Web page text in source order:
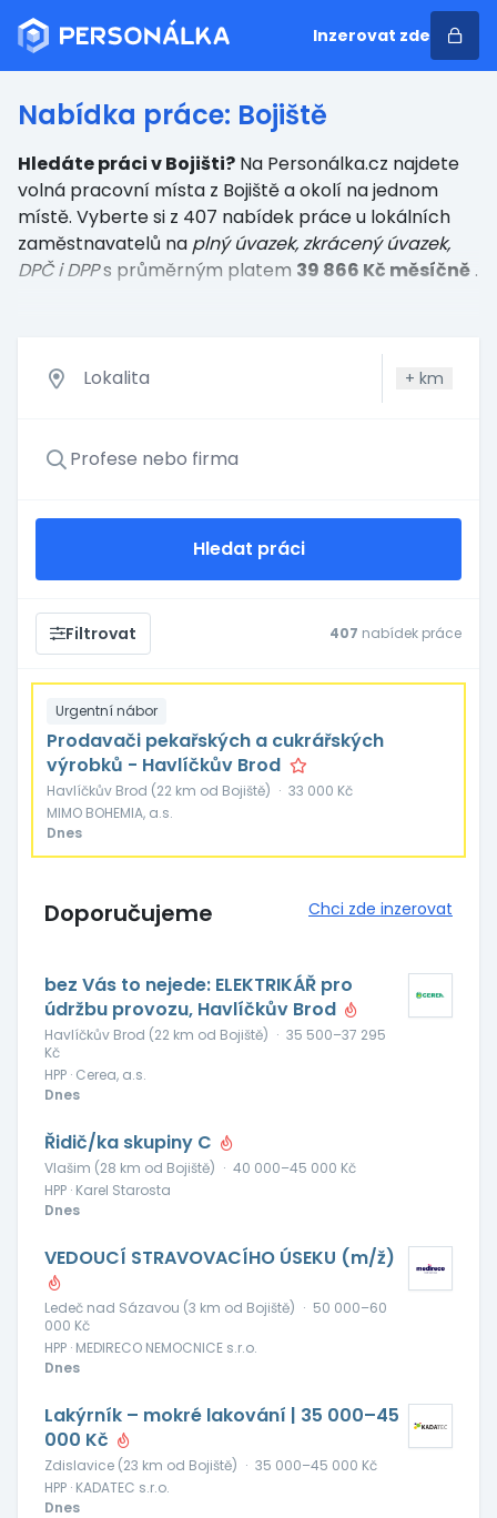
Inzerovat zde
Nabídka práce: Bojiště
Hledáte práci v Bojišti? Na Personálka.cz najdete
volná pracovní místa z Bojiště a okolí na jednom
místě. Vyberte si z 407 nabídek práce u lokálních
zaměstnavatelů na plný úvazek, zkrácený úvazek,
DPČ i DPPs průměrným platem 39 866 Kč měsíčně .
+ km
Hledat práci
Filtrovat 407 nabídek práce
Urgentní nábor
Prodavači pekařských a cukrářských
výrobků - Havlíčkův Brod
Havlíčkův Brod (22 km od Bojiště) · 33 000 Kč
MIMO BOHEMIA, a.s.
Dnes
Doporučujeme Chci zde inzerovat
bez Vás to nejede: ELEKTRIKÁŘ pro
údržbu provozu, Havlíčkův Brod
Havlíčkův Brod (22 km od Bojiště) · 35 500–37 295
Kč
HPP · Cerea, a.s.
Dnes
Řidič/ka skupiny C
Vlašim (28 km od Bojiště) · 40 000–45 000 Kč
HPP · Karel Starosta
Dnes
VEDOUCÍ STRAVOVACÍHO ÚSEKU (m/ž)
Ledeč nad Sázavou (3 km od Bojiště) · 50 000–60
000 Kč
HPP · MEDIRECO NEMOCNICE s.r.o.
Dnes
Lakýrník – mokré lakování | 35 000–45
000 Kč
Zdislavice (23 km od Bojiště) · 35 000–45 000 Kč
HPP · KADATEC s.r.o.
Dnes